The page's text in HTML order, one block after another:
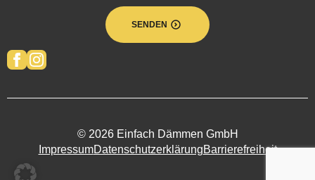
SENDEN
© 2026 Einfach Dämmen GmbH
ImpressumDatenschutzerklärungBarrierefreiheit